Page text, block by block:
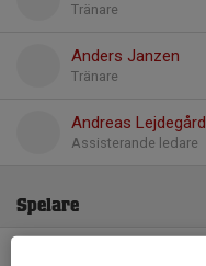
Tränare
Anders Janzen
Tränare
Andreas Lejdegård
Assisterande ledare
Spelare